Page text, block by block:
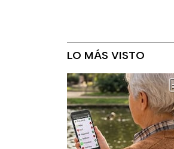
LO MÁS VISTO